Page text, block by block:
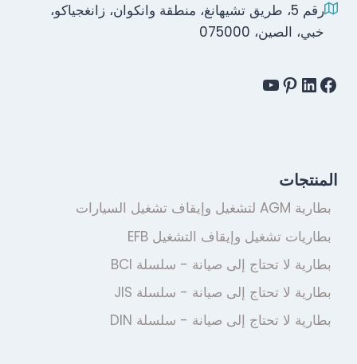
رقم 5، طريق تشيهانغ، منطقة وانكوان، زانغجياكو،
خبي، الصين، 075000
المنتجات
بطارية AGM لتشغيل وإيقاف تشغيل السيارات
بطاريات تشغيل وإيقاف التشغيل EFB
بطارية لا تحتاج إلى صيانة - سلسلة BCI
بطارية لا تحتاج إلى صيانة - سلسلة JIS
بطارية لا تحتاج إلى صيانة - سلسلة DIN